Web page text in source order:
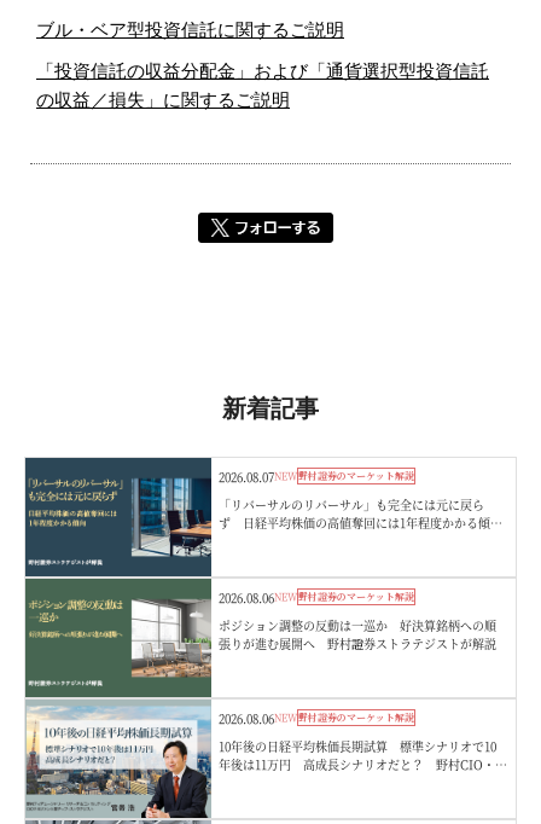
ブル・ベア型投資信託に関するご説明
「投資信託の収益分配金」および「通貨選択型投資信託
の収益／損失」に関するご説明
新着記事
2026.08.07NEW野村證券のマーケット解説
「リバーサルのリバーサル」も完全には元に戻ら
ず 日経平均株価の高値奪回には1年程度かかる傾
2026.08.06NEW野村證券のマーケット解説
ポジション調整の反動は一巡か 好決算銘柄への順
張りが進む展開へ 野村證券ストラテジストが解説
2026.08.06NEW野村證券のマーケット解説
10年後の日経平均株価長期試算 標準シナリオで10
年後は11万円 高成長シナリオだと？ 野村CIO・宮